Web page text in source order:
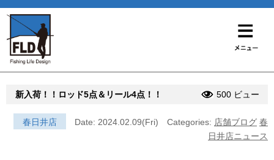
新入荷！！ロッド5点＆リール4点！！ 500 ビュー
春日井店 Date: 2024.02.09(Fri) Categories: 店舗ブログ 春
日井店ニュース